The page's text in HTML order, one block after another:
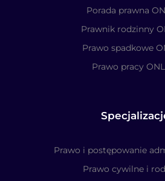
Porada prawna
Prawnik rodzinny
Prawo spadkowe
Prawo pracy
Prawo i postępowanie
Prawo cywilne i